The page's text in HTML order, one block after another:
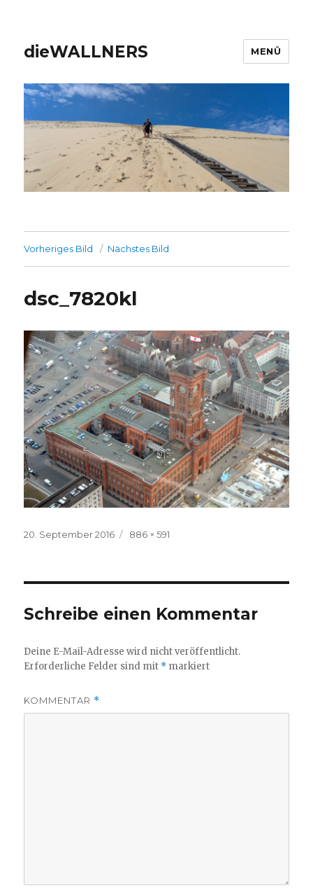
dieWALLNERS MENÜ
Vorheriges Bild Nächstes Bild
dsc_7820kl
Veröffentlicht
20. September 2016
Volle
886 × 591
Schreibe einen Kommentar
Deine E-Mail-Adresse wird nicht veröffentlicht.
Erforderliche Felder sind mit * markiert
KOMMENTAR *